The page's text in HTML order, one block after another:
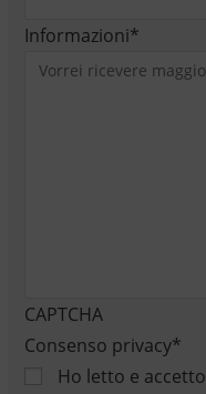
Informazioni*
CAPTCHA
Consenso privacy*
Ho letto e accetto